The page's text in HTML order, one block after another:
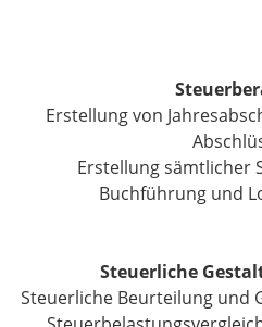
Impressum.Datenschutz
Erstellung von
Erstellung sämtlicher
Buchführung und
Steuerliche
Steuerliche Beurteilung und